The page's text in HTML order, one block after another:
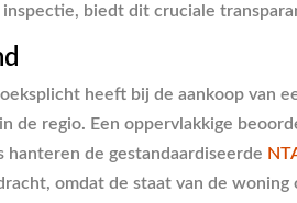
biedt dit cruciale
heeft bij de aankoop van
de regio. Een oppervlakkige
de gestandaardiseerde
omdat de staat van de